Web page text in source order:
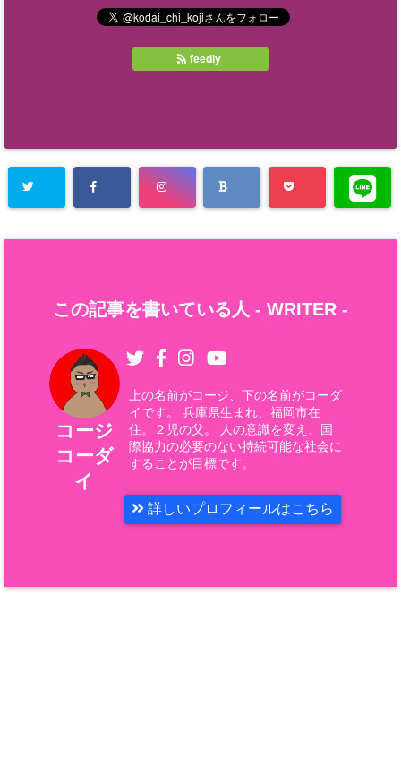
feedly
この記事を書いている人 - WRITER -
コージ
コーダ
イ
上の名前がコージ、下の名前がコーダ
イです。 兵庫県生まれ、福岡市在
住。２児の父。 人の意識を変え、国
際協力の必要のない持続可能な社会に
することが目標です。
詳しいプロフィールはこちら